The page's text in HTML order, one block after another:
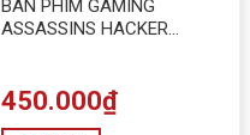
BÀN PHÍM GAMING
ASSASSINS HACKER
450.000₫